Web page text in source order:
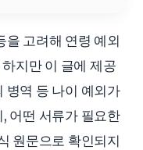
을 고려해 연령 예외
지만 이 글에 제공
병역 등 나이 예외가
어떤 서류가 필요한
원문으로 확인되지